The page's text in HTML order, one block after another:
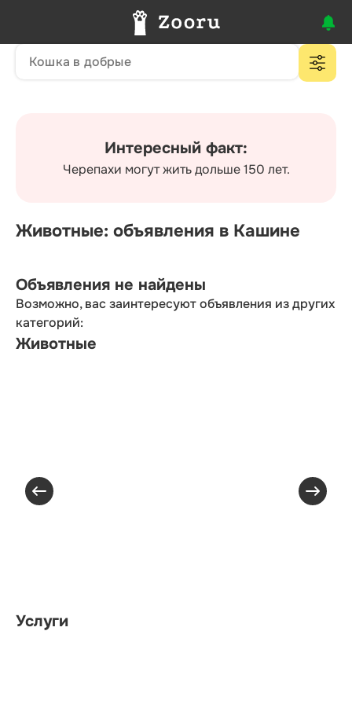
Интересный факт:
Черепахи могут жить дольше 150 лет.
Животные: объявления в Кашине
Объявления не найдены
Возможно, вас заинтересуют объявления из других
категорий:
Животные
Услуги